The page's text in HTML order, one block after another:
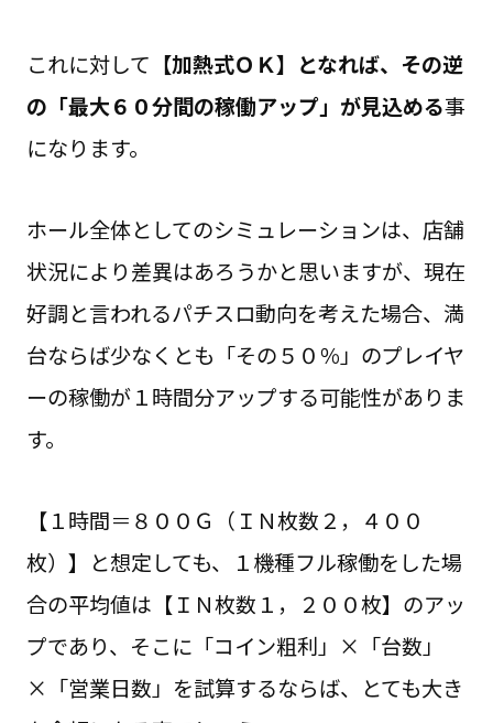
これに対して 【加熱式ＯＫ】となれば、その逆
の「最大６０分間の稼働アップ」が見込める事
になります。
ホール全体としてのシミュレーションは、店舗
状況により差異はあろうかと思いますが、現在
好調と言われるパチスロ動向を考えた場合、満
台ならば少なくとも「その５０％」のプレイヤ
ーの稼働が１時間分アップする可能性がありま
す。
【１時間＝８００Ｇ（ＩＮ枚数２，４００
枚）】と想定しても、１機種フル稼働をした場
合の平均値は【ＩＮ枚数１，２００枚】のアッ
プであり、そこに「コイン粗利」×「台数」
×「営業日数」を試算するならば、とても大き